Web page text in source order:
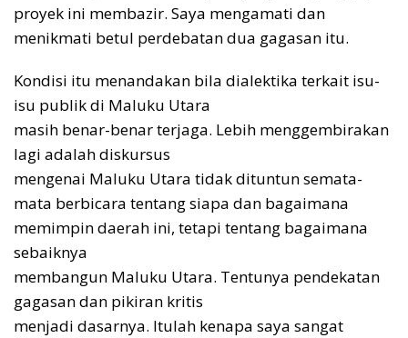
proyek ini membazir. Saya mengamati dan
menikmati betul perdebatan dua gagasan itu.
Kondisi itu menandakan bila dialektika terkait isu-
isu publik di Maluku Utara
masih benar-benar terjaga. Lebih menggembirakan
lagi adalah diskursus
mengenai Maluku Utara tidak dituntun semata-
mata berbicara tentang siapa dan bagaimana
memimpin daerah ini, tetapi tentang bagaimana
sebaiknya
membangun Maluku Utara. Tentunya pendekatan
gagasan dan pikiran kritis
menjadi dasarnya. Itulah kenapa saya sangat